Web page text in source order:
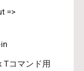
=>
Tコマンド用